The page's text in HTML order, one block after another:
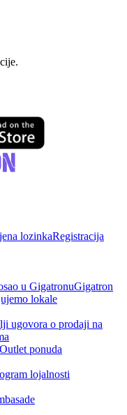
lozinkaRegistracija
u GigatronuGigatron
lokale
ugovora o prodaji na
Outlet ponuda
lojalnosti